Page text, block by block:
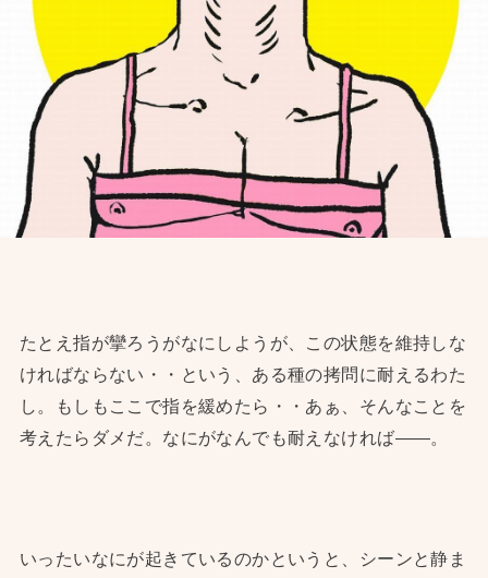
たとえ指が攣ろうがなにしようが、この状態を維持しな
ければならない・・という、ある種の拷問に耐えるわた
し。もしもここで指を緩めたら・・あぁ、そんなことを
考えたらダメだ。なにがなんでも耐えなければ——。
いったいなにが起きているのかというと、シーンと静ま